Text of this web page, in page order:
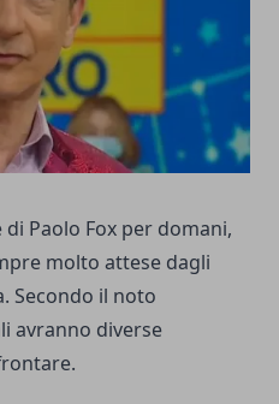
Paolo Fox per domani,
molto attese dagli
Secondo il noto
avranno diverse